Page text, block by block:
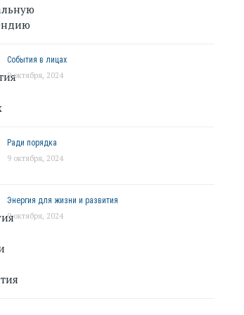
События в лицах
9 октября, 2024
Ради порядка
9 октября, 2024
Энергия для жизни и развития
9 октября, 2024